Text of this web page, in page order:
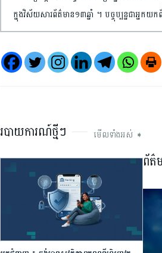
ក្នុងវិស័យ​សារព័ត៌មាន​១៣ឆ្នាំ ។ បច្ចុប្បន្នជា​អ្ន
របាយការណ៍ថ្មីៗ មើលទាំងអស់ ➧
ព័ត៌